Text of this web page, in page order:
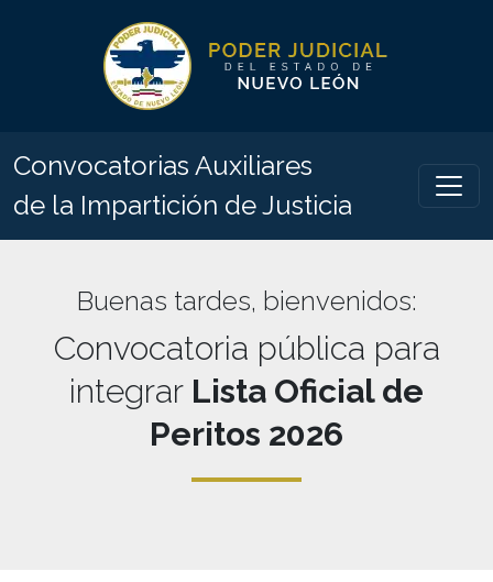
Convocatorias Auxiliares
de la Impartición de Justicia
Buenas tardes, bienvenidos:
Convocatoria pública para
integrar Lista Oficial de
Peritos 2026